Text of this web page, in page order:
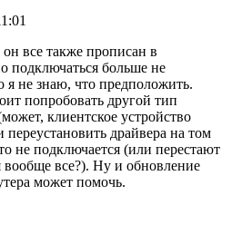
он все также прописан в
подключаться больше не
я не знаю, что предположить.
попробовать другой тип
клиентское устройство
переустановить драйвера на том
не подключается (или перестают
вообще все?). Ну и обновление
может помочь.